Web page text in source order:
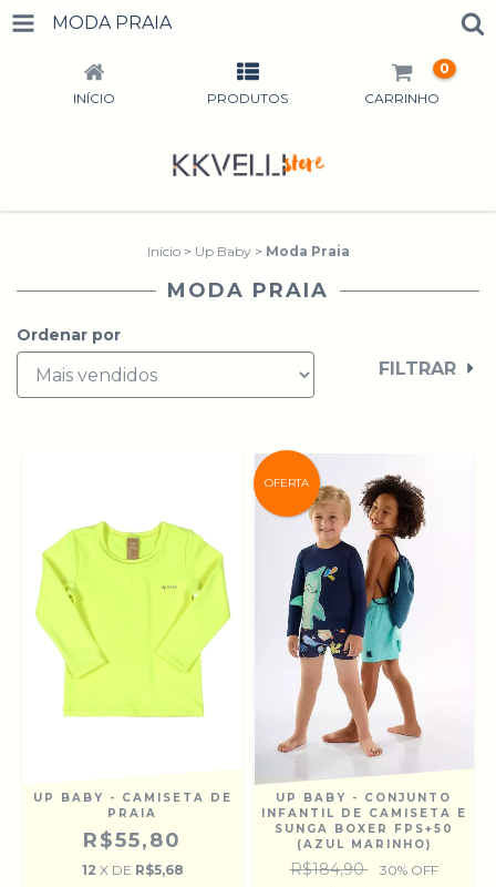
MODA PRAIA
INÍCIO PRODUTOS CARRINHO
0
Início > Up Baby > Moda Praia
MODA PRAIA
Ordenar por
FILTRAR
UP BABY - CAMISETA DE
PRAIA
R$55,80
12 X DE R$5,68
OFERTA
UP BABY - CONJUNTO
INFANTIL DE CAMISETA E
SUNGA BOXER FPS+50
(AZUL MARINHO)
R$184,90 30% OFF